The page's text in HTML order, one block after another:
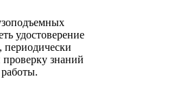
удостоверение
периодически
проверку знаний